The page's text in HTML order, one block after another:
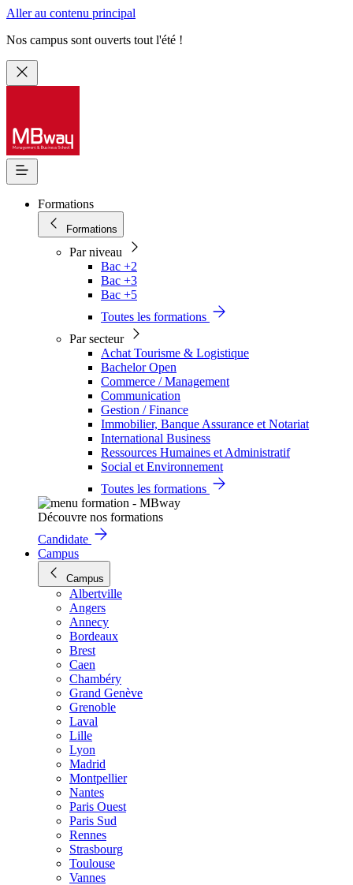
Aller au contenu principal
Nos campus sont ouverts tout l'été !
Formations
Formations
Par niveau
Bac +2
Bac +3
Bac +5
Toutes les formations
Par secteur
Achat Tourisme & Logistique
Bachelor Open
Commerce / Management
Communication
Gestion / Finance
Immobilier, Banque Assurance et Notariat
International Business
Ressources Humaines et Administratif
Social et Environnement
Toutes les formations
Découvre nos formations
Candidate
Campus
Campus
Albertville
Angers
Annecy
Bordeaux
Brest
Caen
Chambéry
Grand Genève
Grenoble
Laval
Lille
Lyon
Madrid
Montpellier
Nantes
Paris Ouest
Paris Sud
Rennes
Strasbourg
Toulouse
Vannes